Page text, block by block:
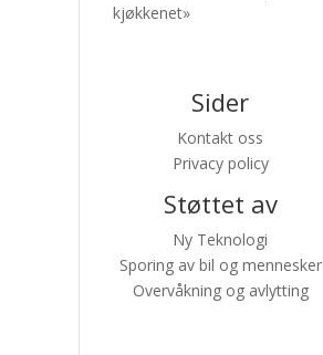
kjøkkenet»
Sider
Kontakt oss
Privacy policy
Støttet av
Ny Teknologi
Sporing av bil og mennesker
Overvåkning og avlytting